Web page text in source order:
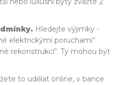
Hledejte výjimky -
elektrickými poruchami“
rekonstrukcí“. Ty mohou být
to udělat online, v bance